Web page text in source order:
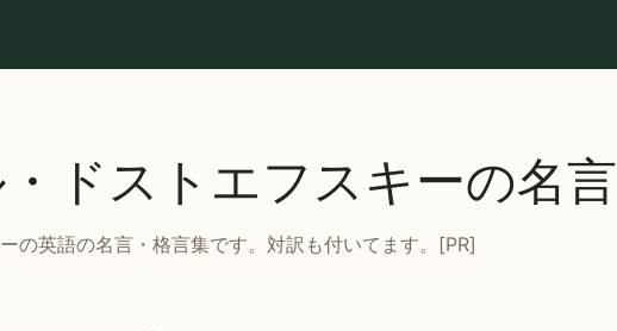
ドストエフスキーの名言
の英語の名言・格言集です。対訳も付いてます。[PR]